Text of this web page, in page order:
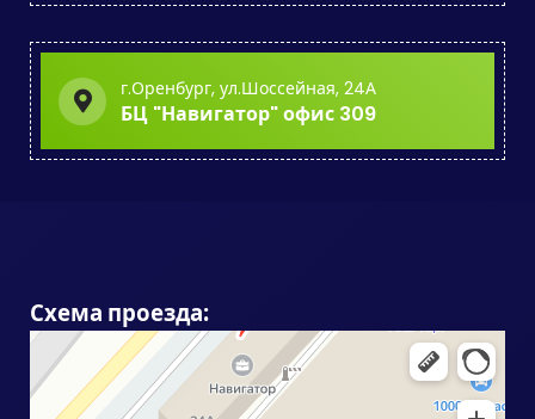
г.Оренбург, ул.Шоссейная, 24А
БЦ "Навигатор" офис 309
Схема проезда: